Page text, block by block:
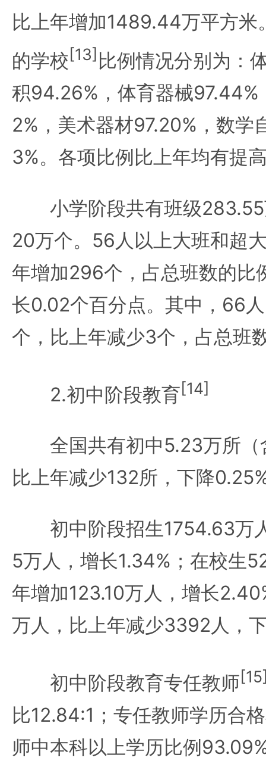
比上年增加1489.44万平方米
的学校[13] 比例情况分别为：
积94.26%，体育器械97.44%
2%，美术器材97.20%，数学
3%。各项比例比上年均有提
小学阶段共有班级283.55
20万个。56人以上大班和超
年增加296个，占总班数的比
长0.02个百分点。其中，66
个，比上年减少3个，占总班
2.初中阶段教育[14]
全国共有初中5.23万所（
比上年减少132所，下降
初中阶段招生1754.63万
5万人，增长1.34%；在校生
年增加123.10万人，增长
万人，比上年减少3392人，
初中阶段教育专任教师
比12.84:1；专任教师学历合
师中本科以上学历比例